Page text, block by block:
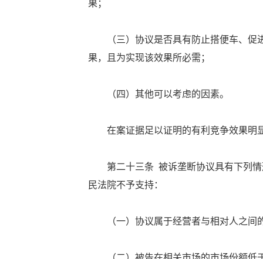
果；
（三）协议是否具有防止搭便车、促进
果，且为实现该效果所必需；
（四）其他可以考虑的因素。
在案证据足以证明的有利竞争效果明显
第二十三条 被诉垄断协议具有下列情
民法院不予支持：
（一）协议属于经营者与相对人之间